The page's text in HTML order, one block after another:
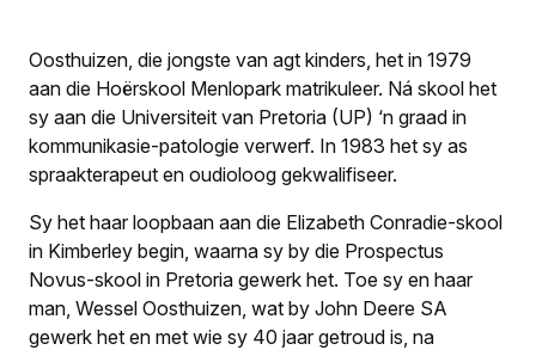
Oosthuizen, die jongste van agt kinders, het in 1979
aan die Hoërskool Menlopark matrikuleer. Ná skool het
sy aan die Universiteit van Pretoria (UP) ‘n graad in
kommunikasie-patologie verwerf. In 1983 het sy as
spraakterapeut en oudioloog gekwalifiseer.
Sy het haar loopbaan aan die Elizabeth Conradie-skool
in Kimberley begin, waarna sy by die Prospectus
Novus-skool in Pretoria gewerk het. Toe sy en haar
man, Wessel Oosthuizen, wat by John Deere SA
gewerk het en met wie sy 40 jaar getroud is, na